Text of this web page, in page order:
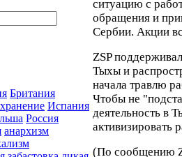
Британия
Испания
Россия
анархизм
ситуацию с
обращения и
Сербии. Акции
ZSP
Тыхы и
начала травлю
Чтобы не
деятельность в
активизировать
(По сообщению